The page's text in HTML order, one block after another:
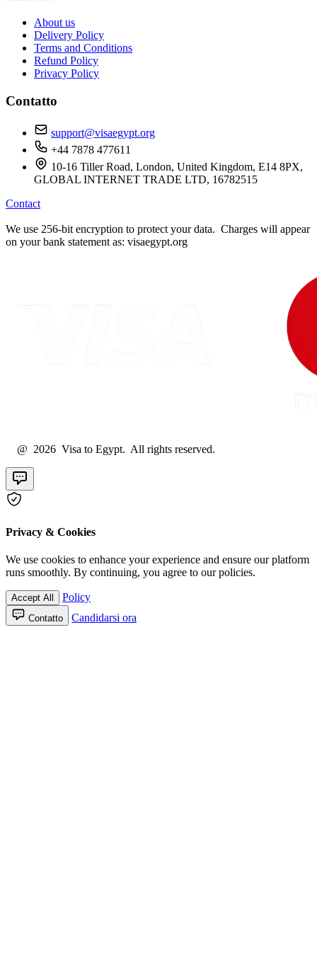
About us
Delivery Policy
Terms and Conditions
Refund Policy
Privacy Policy
Contatto
support@visaegypt.org
+44 7878 477611
10-16 Tiller Road, London, United Kingdom, E14 8PX,
GLOBAL INTERNET TRADE LTD, 16782515
Contact
We use 256-bit encryption to protect your data. Charges will appear
on your bank statement as: visaegypt.org
@ 2026 Visa to Egypt. All rights reserved.
Privacy & Cookies
We use cookies to enhance your experience and ensure our platform
runs smoothly. By continuing, you agree to our policies.
Accept All Policy
Contatto Candidarsi ora